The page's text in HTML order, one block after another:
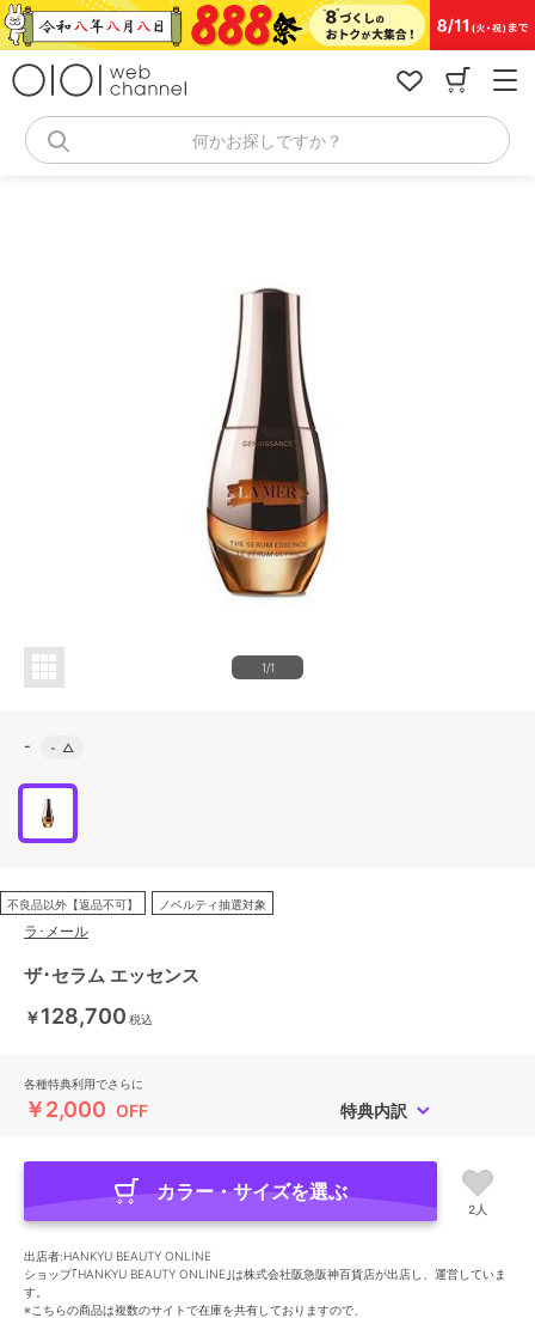
コ
ン
何かお探しですか？
1/1
- - △
不良品以外【返品不可】 ノベルティ抽選対象
ラ･メール
ザ･セラム エッセンス
￥128,700 税込
各種特典利用でさらに
￥2,000 OFF 特典内訳
カラー・サイズを選ぶ
2人
出店者:HANKYU BEAUTY ONLINE
ショップ｢HANKYU BEAUTY ONLINE｣は株式会社阪急阪神百貨店が出店し、運営していま
す。
※こちらの商品は複数のサイトで在庫を共有しておりますので、